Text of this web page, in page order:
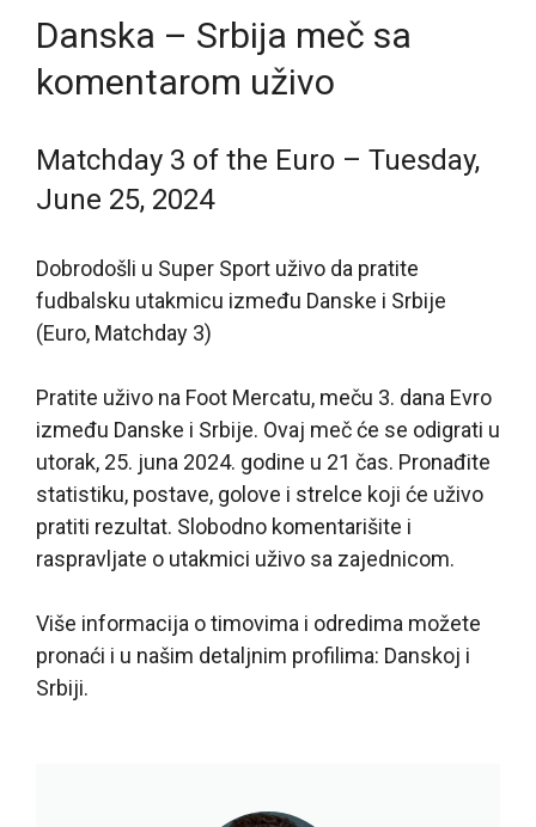
Danska – Srbija meč sa
komentarom uživo
Matchday 3 of the Euro – Tuesday,
June 25, 2024
Dobrodošli u Super Sport uživo da pratite
fudbalsku utakmicu između Danske i Srbije
(Euro, Matchday 3)
Pratite uživo na Foot Mercatu, meču 3. dana Evro
između Danske i Srbije. Ovaj meč će se odigrati u
utorak, 25. juna 2024. godine u 21 čas. Pronađite
statistiku, postave, golove i strelce koji će uživo
pratiti rezultat. Slobodno komentarišite i
raspravljate o utakmici uživo sa zajednicom.
Više informacija o timovima i odredima možete
pronaći i u našim detaljnim profilima: Danskoj i
Srbiji.